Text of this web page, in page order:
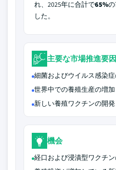
れ、2025年に合計で65%
した。
主要な市場推進要因
細菌およびウイルス感染
世界中での養殖生産の増加
新しい養殖ワクチンの開
機会
経口および浸漬型ワクチ